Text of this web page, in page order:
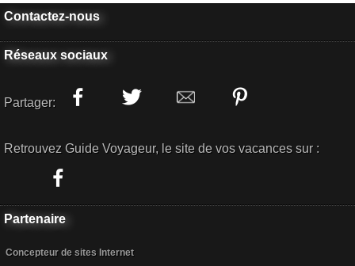
Contactez-nous
Réseaux sociaux
Partager:
Retrouvez Guide Voyageur, le site de vos vacances sur :
Partenaire
Concepteur de sites Internet